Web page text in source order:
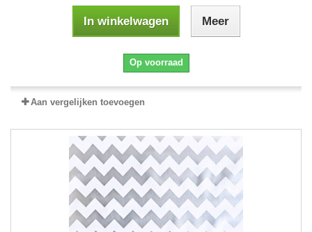
In winkelwagen Meer
Op voorraad
Aan vergelijken toevoegen